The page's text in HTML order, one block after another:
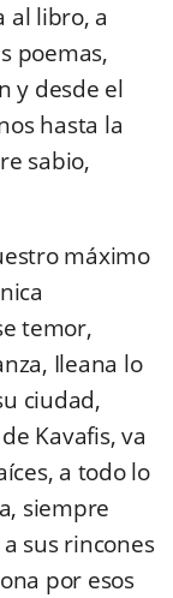
al libro, a
poemas,
y desde el
hasta la
sabio,
máximo
temor,
Ileana lo
ciudad,
Kavafis, va
a todo lo
siempre
sus rincones
por esos